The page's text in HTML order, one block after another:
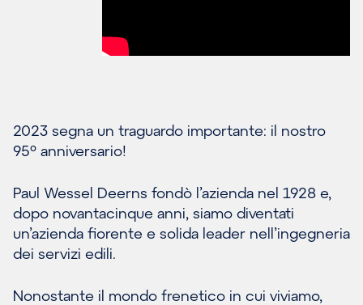
2023 segna un traguardo importante: il nostro
95º anniversario!
Paul Wessel Deerns fondò l’azienda nel 1928 e,
dopo novantacinque anni, siamo diventati
un’azienda fiorente e solida leader nell’ingegneria
dei servizi edili.
Nonostante il mondo frenetico in cui viviamo,